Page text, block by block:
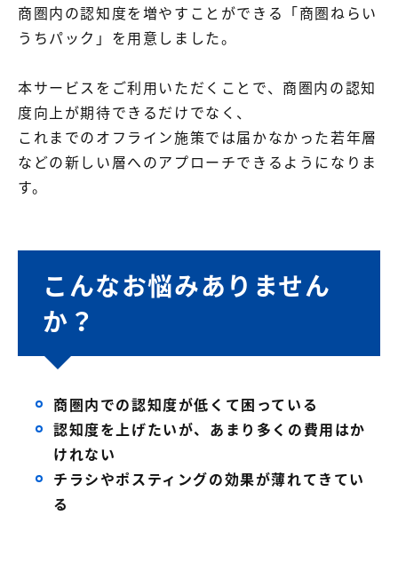
商圏ねらいうちパッケージ
Web制作の製品
WEBプラス
商圏内の認知度を増やすことができる「商圏ねらい
うちパック」を用意しました。
本サービスをご利用いただくことで、商圏内の認知
度向上が期待できるだけでなく、
これまでのオフライン施策では届かなかった若年層
などの新しい層へのアプローチできるようになりま
す。
こんなお悩みありません
か？
商圏内での認知度が低くて困っている
認知度を上げたいが、あまり多くの費用はか
けれない
チラシやポスティングの効果が薄れてきてい
る